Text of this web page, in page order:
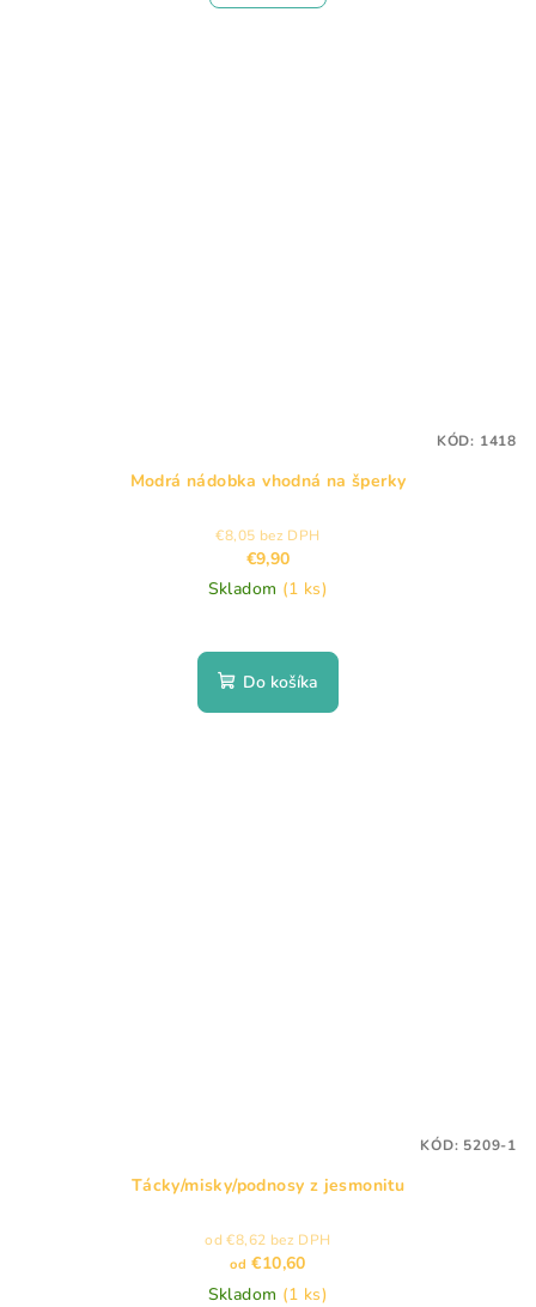
Modrá nádobka vhodná na šperky
€8,05 bez DPH
€9,90
Skladom (1 ks)
Do košíka
KÓD: 1418
Tácky/misky/podnosy z jesmonitu
od €8,62 bez DPH
od €10,60
Skladom (1 ks)
KÓD: 5209-1